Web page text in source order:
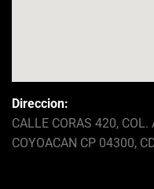
Direccion:
CALLE CORAS 420, COL.
COYOACAN CP 04300,